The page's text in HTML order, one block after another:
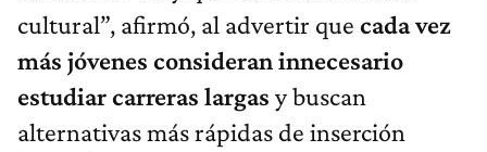
cultural”, afirmó, al advertir que cada vez
más jóvenes consideran innecesario
estudiar carreras largas y buscan
alternativas más rápidas de inserción